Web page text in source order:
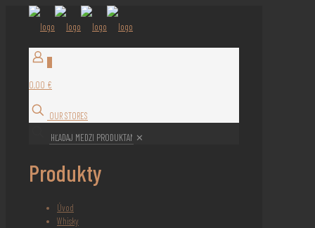
0,00 €
OUR STORES
✕
Produkty
Úvod
Whisky